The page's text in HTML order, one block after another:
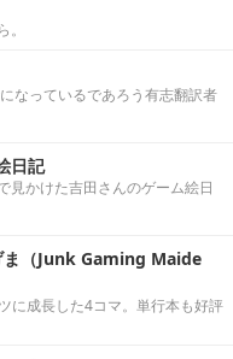
なっているであろう有志翻訳者
日記
見かけた吉田さんのゲーム絵日
ま（Junk Gaming Maide
に成長した4コマ。単行本も好評